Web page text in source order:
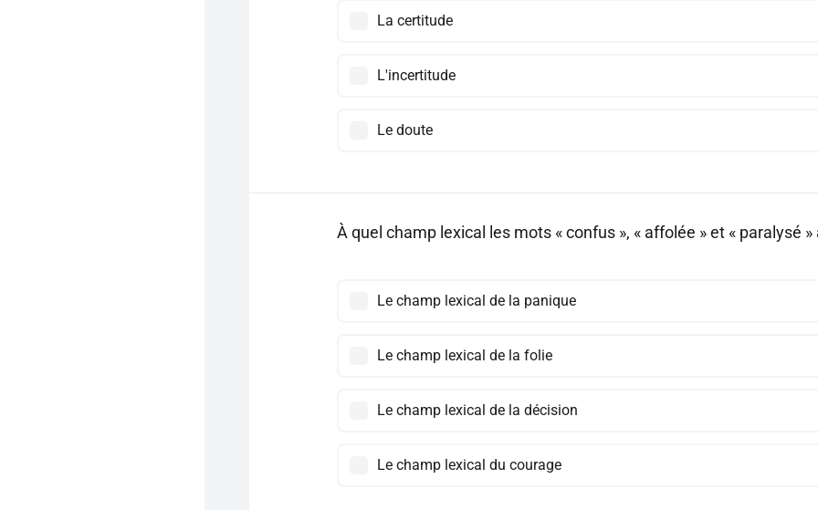
La certitude
L'incertitude
Le doute
À quel champ lexical les mots « confus », « affolée » et « paralysé
Le champ lexical de la panique
Le champ lexical de la folie
Le champ lexical de la décision
Le champ lexical du courage